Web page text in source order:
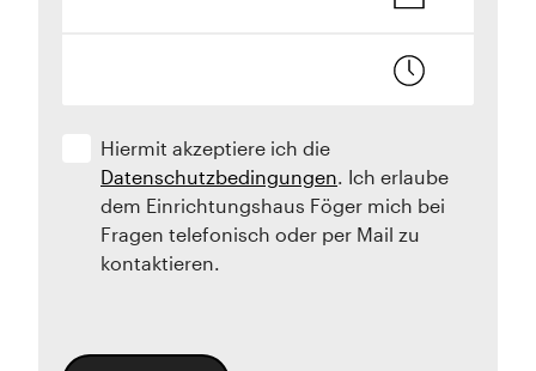
Hiermit akzeptiere ich die
Datenschutzbedingungen. Ich erlaube
dem Einrichtungshaus Föger mich bei
Fragen telefonisch oder per Mail zu
kontaktieren.